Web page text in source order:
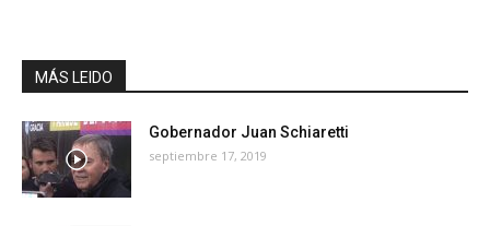
MÁS LEIDO
Gobernador Juan Schiaretti
septiembre 17, 2019